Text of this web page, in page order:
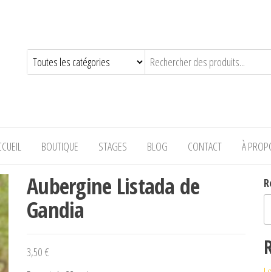
BOUTIQUE STAGES BLOG CONTACT À
Aubergine Listada de
Gandia
3,50 €